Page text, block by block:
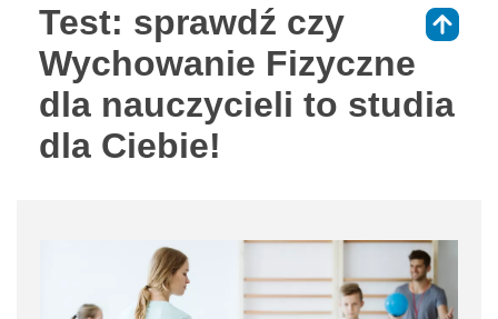
Test: sprawdź czy
Wychowanie Fizyczne
dla nauczycieli to studia
dla Ciebie!